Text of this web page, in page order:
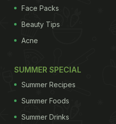
Face Packs
Beauty Tips
Acne
SUMMER SPECIAL
Summer Recipes
Summer Foods
Summer Drinks